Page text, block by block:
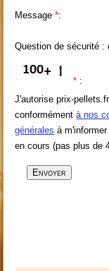
Message*:
Question de sécurité :
* :
J'autorise prix-pellets.fr
conformémentà nos
générales à
en cours (pas plus de